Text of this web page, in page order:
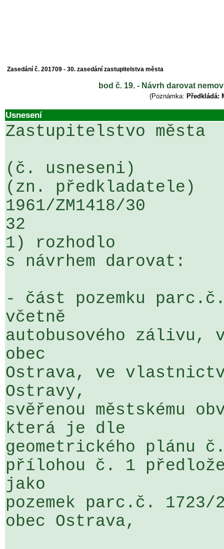
Zasedání č. 201709 - 30. zasedání zastupitelstva města
bod č. 19. - Návrh darovat
(Poznámka: Předkládá:
Usnesení
Zastupitelstvo města
(č. usneseni)
(zn. předkladatele)
1961/ZM1418/30
32
1) rozhodlo
s návrhem darovat:
- část pozemku
včetně
autobusového zálivu,
obec
Ostrava, ve
Ostravy,
svěřenou městskému
která je dle
geometrického plánu
přílohou č. 1
jako
pozemek parc.č.
obec Ostrava,